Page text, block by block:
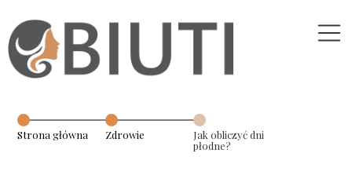
Strona główna Zdrowie
Jak obliczyć dni
płodne?